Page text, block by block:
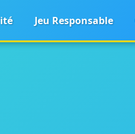
Jeu Responsable